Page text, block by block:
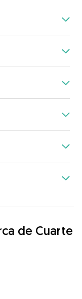
de Cuarte